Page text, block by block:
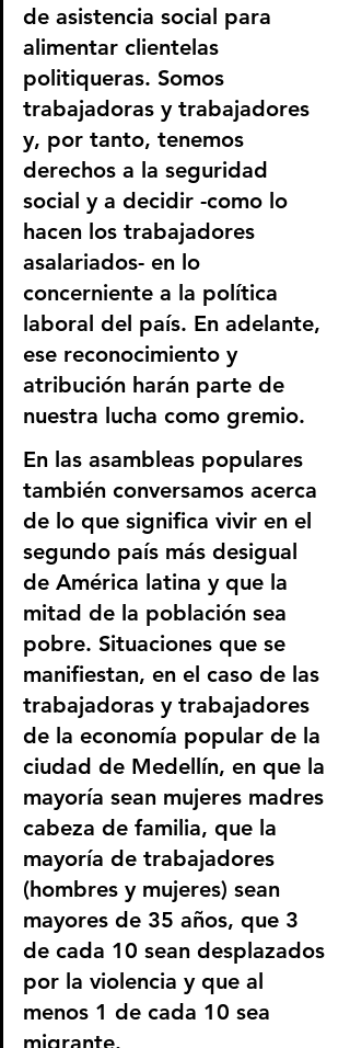
de asistencia social para
alimentar clientelas
politiqueras. Somos
trabajadoras y trabajadores
y, por tanto, tenemos
derechos a la seguridad
social y a decidir -como lo
hacen los trabajadores
asalariados- en lo
concerniente a la política
laboral del país. En adelante,
ese reconocimiento y
atribución harán parte de
nuestra lucha como gremio.
En las asambleas populares
también conversamos acerca
de lo que significa vivir en el
segundo país más desigual
de América latina y que la
mitad de la población sea
pobre. Situaciones que se
manifiestan, en el caso de las
trabajadoras y trabajadores
de la economía popular de la
ciudad de Medellín, en que la
mayoría sean mujeres madres
cabeza de familia, que la
mayoría de trabajadores
(hombres y mujeres) sean
mayores de 35 años, que 3
de cada 10 sean desplazados
por la violencia y que al
menos 1 de cada 10 sea
migrante.